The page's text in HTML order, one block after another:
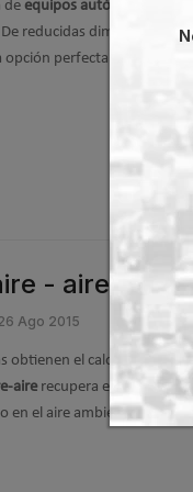
de equipos autónomos de
reducidas dimensiones y
opción perfecta para
- aire
Ago 2015
obtienen el calor de la
airerecupera el calor del
en el aire ambiente